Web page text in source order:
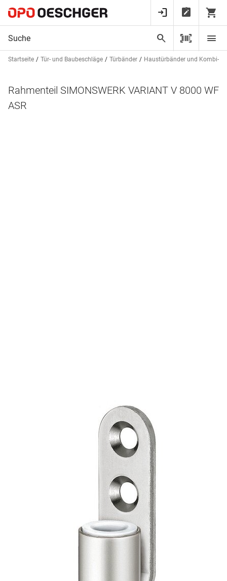
Startseite Tür- und Baubeschläge Türbänder Haustürbänder und Kombi-
Rahmenteil SIMONSWERK VARIANT V 8000 WF
ASR